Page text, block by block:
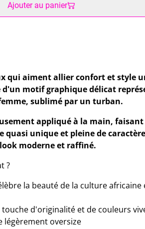
Ajouter au panier
qui aiment allier confort et style
d'un motif graphique délicat
sublimé par un turban.
appliqué à la main, faisant
quasi unique et pleine de
moderne et raffiné.
?
la beauté de la culture africaine
d'originalité et de couleurs
légèrement oversize